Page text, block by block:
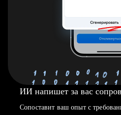
ИИ напишет за вас
Сопоставит ваш опыт с